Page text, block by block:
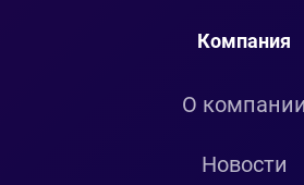
Компания
О компании
Новости